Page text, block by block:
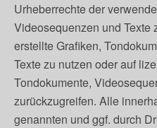
Urheberrechte der
Videosequenzen und Texte
erstellte Grafiken,
Texte zu nutzen oder auf
Tondokumente,
zurückzugreifen. Alle
genannten und ggf. durch